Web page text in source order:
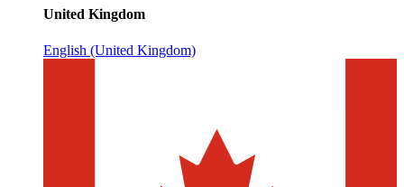
United Kingdom
English (United Kingdom)